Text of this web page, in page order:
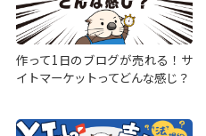
作って1日のブログが売れる！サ
イトマーケットってどんな感じ？